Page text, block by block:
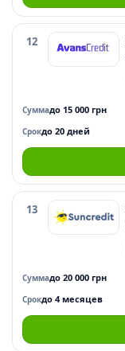
12
Суммадо 15 000 грн
Срокдо 20 дней
13
Суммадо 20 000 грн
Срокдо 4 месяцев